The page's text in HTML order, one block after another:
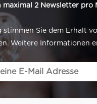
maximal 2 Newsletter
Sie dem Erhalt
Weitere Informationen